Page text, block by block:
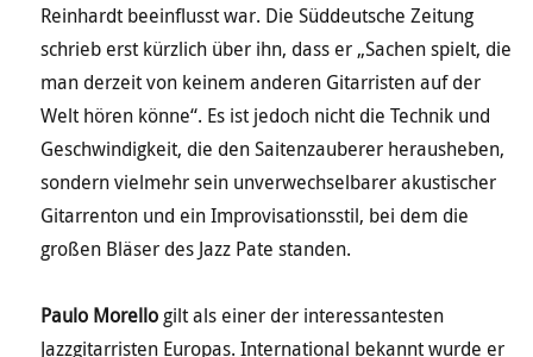
Reinhardt beeinflusst war. Die Süddeutsche Zeitung
schrieb erst kürzlich über ihn, dass er „Sachen spielt, die
man derzeit von keinem anderen Gitarristen auf der
Welt hören könne“. Es ist jedoch nicht die Technik und
Geschwindigkeit, die den Saitenzauberer herausheben,
sondern vielmehr sein unverwechselbarer akustischer
Gitarrenton und ein Improvisationsstil, bei dem die
großen Bläser des Jazz Pate standen.
Paulo Morello gilt als einer der interessantesten
Jazzgitarristen Europas. International bekannt wurde er